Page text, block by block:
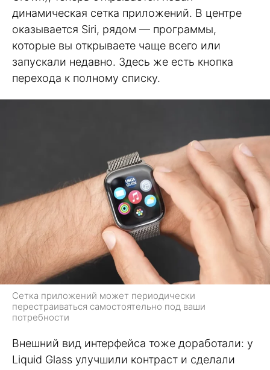
динамическая сетка приложений. В центре
оказывается Siri, рядом — программы,
которые вы открываете чаще всего или
запускали недавно. Здесь же есть кнопка
перехода к полному списку.
Сетка приложений может периодически
перестраиваться самостоятельно под ваши
потребности
Внешний вид интерфейса тоже доработали: у
Liquid Glass улучшили контраст и сделали